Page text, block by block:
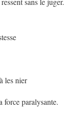
les nier
force paralysante.